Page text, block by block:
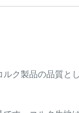
ク製品の品質と